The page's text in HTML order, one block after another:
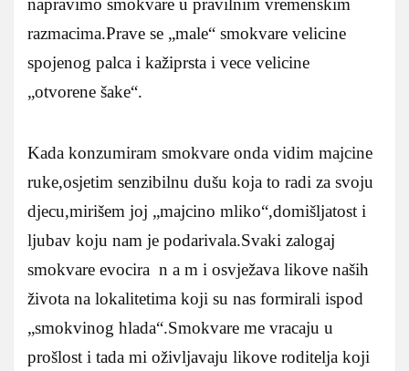
razmacima.Prave se „male“ smokvare velicine
spojenog palca i kažiprsta i vece velicine
„otvorene šake“.
Kada konzumiram smokvare onda vidim majcine
ruke,osjetim senzibilnu dušu koja to radi za svoju
djecu,mirišem joj „majcino mliko“,domišljatost i
ljubav koju nam je podarivala.Svaki zalogaj
smokvare evocira n a m i osvježava likove naših
života na lokalitetima koji su nas formirali ispod
„smokvinog hlada“.Smokvare me vracaju u
prošlost i tada mi oživljavaju likove roditelja koji